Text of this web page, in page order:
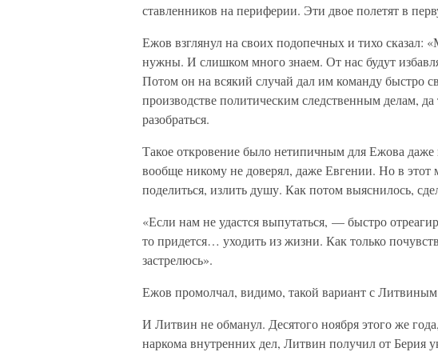
ставленников на периферии. Эти двое полетят в
Ежов взглянул на своих подопечных и тихо сказал:
нужны. И слишком много знаем. От нас будут
Потом он на всякий случай дал им команду быстро
производстве политическим следственным делам,
разобраться.
Такое откровение было нетипичным для Ежова
вообще никому не доверял, даже Евгении. Но в
поделиться, излить душу. Как потом выяснилось,
«Если нам не удастся выпутаться, — быстро
то придется… уходить из жизни. Как только
застрелюсь».
Ежов промолчал, видимо, такой вариант с Литвиным
И Литвин не обманул. Десятого ноября этого же
наркома внутренних дел, Литвин получил от Берия